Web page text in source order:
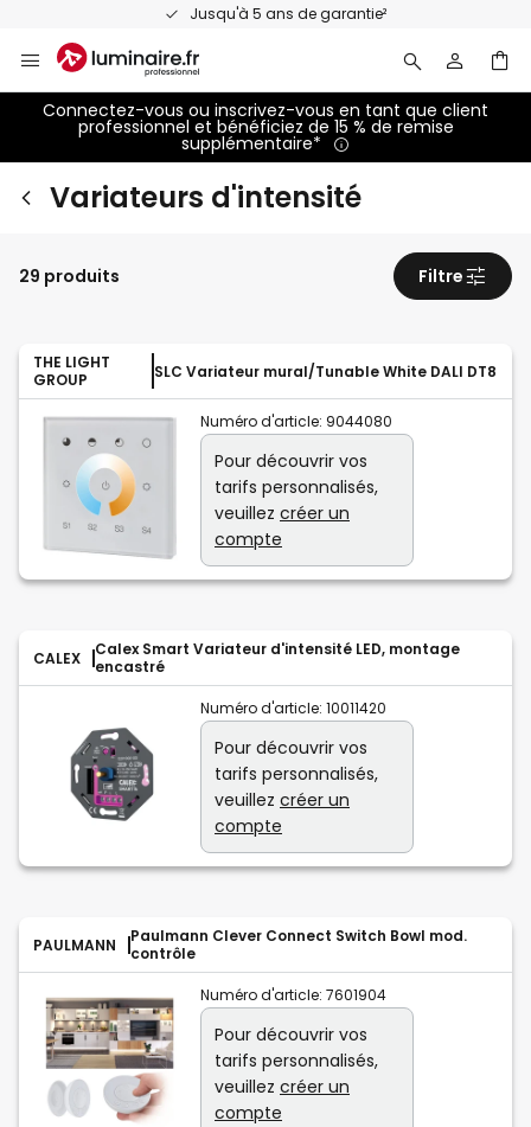
Jusqu'à 5 ans de garantie²
contenu
Connectez-vous ou inscrivez-vous en tant que client
professionnel et bénéficiez de 15 % de remise
supplémentaire*
Variateurs d'intensité
THE LIGHT
GROUP
SLC Variateur mural/Tunable White DALI DT8
Numéro d'article: 9044080
Pour découvrir vos
tarifs personnalisés,
veuillez créer un
compte
CALEX
Calex Smart Variateur d'intensité LED, montage
encastré
Numéro d'article: 10011420
Pour découvrir vos
tarifs personnalisés,
veuillez créer un
compte
PAULMANN
Paulmann Clever Connect Switch Bowl mod.
contrôle
Numéro d'article: 7601904
Pour découvrir vos
tarifs personnalisés,
veuillez créer un
compte
29 produits Filtre